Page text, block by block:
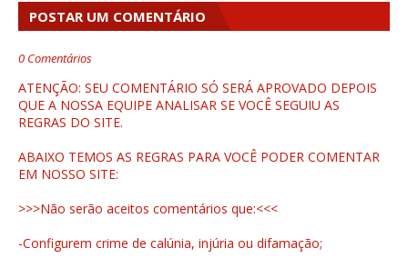
POSTAR UM COMENTÁRIO
0 Comentários
ATENÇÃO: SEU COMENTÁRIO SÓ SERÁ APROVADO DEPOIS
QUE A NOSSA EQUIPE ANALISAR SE VOCÊ SEGUIU AS
REGRAS DO SITE.
ABAIXO TEMOS AS REGRAS PARA VOCÊ PODER COMENTAR
EM NOSSO SITE:
>>>Não serão aceitos comentários que:<<<
-Configurem crime de calúnia, injúria ou difamação;